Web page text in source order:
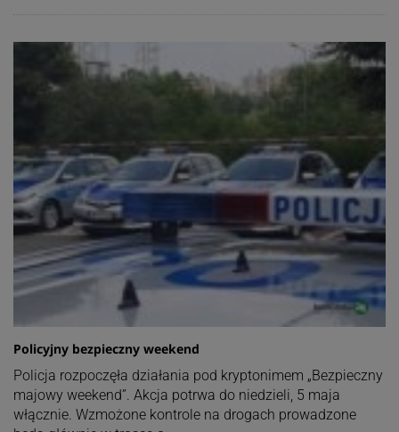
Policyjny bezpieczny weekend
Policja rozpoczęła działania pod kryptonimem „Bezpieczny
majowy weekend”. Akcja potrwa do niedzieli, 5 maja
włącznie. Wzmożone kontrole na drogach prowadzone